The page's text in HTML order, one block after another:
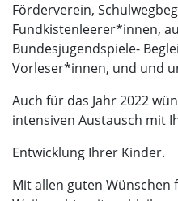
Förderverein,
Fundkistenleerer*innen,
Bundesjugendspiele-
Vorleser*innen, und und
Auch für das Jahr 2022
intensiven Austausch mit
Entwicklung Ihrer Kinder.
Mit allen guten Wünschen